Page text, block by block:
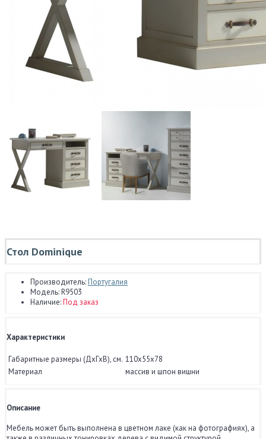
Стол Dominique
Производитель:Португалия
Модель:R9503
Наличие:Под заказ
Характеристики
Габаритные размеры (ДхГхВ), см. 110x55x78
Материал
массив и шпон вишни
Описание
Мебель может быть выполнена в цветном лаке (как на фотографиях), а